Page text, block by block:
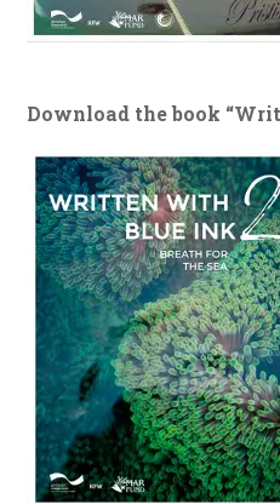
Download the book